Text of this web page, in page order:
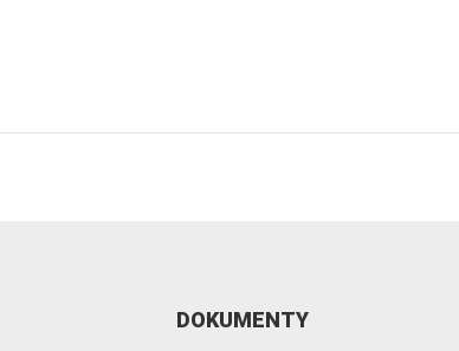
DOKUMENTY